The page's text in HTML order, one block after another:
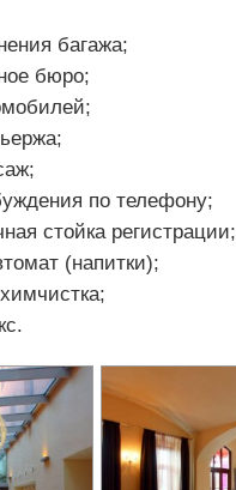
багажа;
бюро;
по телефону;
стойка регистрации;
(напитки);